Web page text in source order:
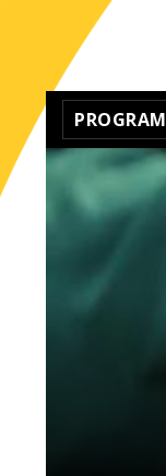
PROGRAM